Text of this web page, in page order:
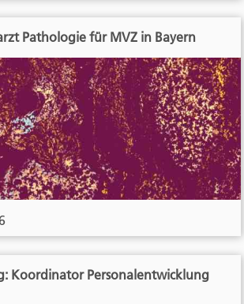
Pathologie für MVZ in Bayern
Koordinator Personalentwicklung